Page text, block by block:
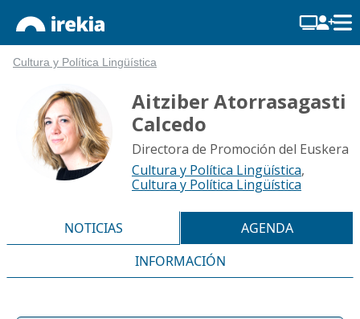
Cultura y Política Lingüística
Aitziber Atorrasagasti
Calcedo
Directora de Promoción del Euskera
Cultura y Política Lingüística,
Cultura y Política Lingüística
NOTICIAS
AGENDA
INFORMACIÓN